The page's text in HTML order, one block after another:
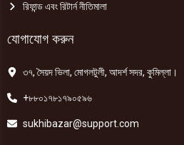
রিফান্ড এবং রিটার্ন নীতিমালা
যোগাযোগ করুন
৩৭, সৈয়দ ভিলা, মোগলটুলী, আদর্শ সদর, কুমিল্লা।
+৮৮০১৭৮১৭৯০৫৯৬
sukhibazar@support.com